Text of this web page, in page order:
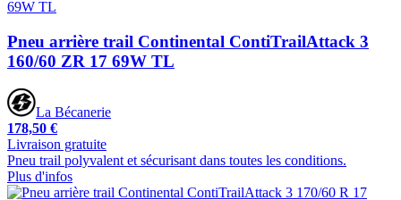
Pneu arrière trail Continental ContiTrailAttack 3
160/60 ZR 17 69W TL
La Bécanerie
178,50 €
Livraison gratuite
Pneu trail polyvalent et sécurisant dans toutes les conditions.
Plus d'infos